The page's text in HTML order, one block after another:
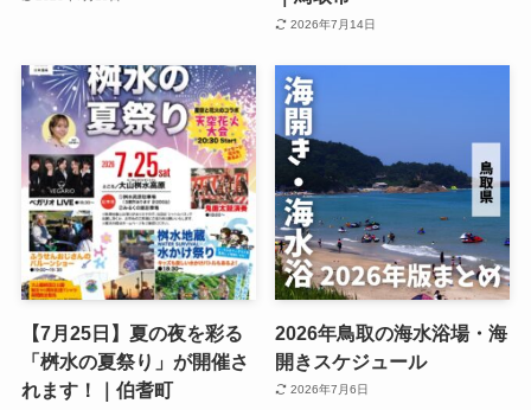
2026年7月14日
【7月25日】夏の夜を彩る
「桝水の夏祭り」が開催さ
れます！｜伯耆町
2026年鳥取の海水浴場・海
開きスケジュール
2026年7月6日